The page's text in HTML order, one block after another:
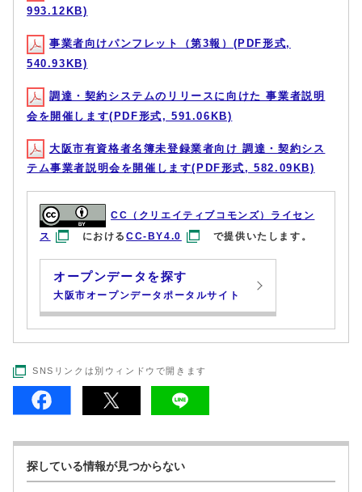
993.12KB)
事業者向けパンフレット（第3報）(PDF形式,
540.93KB)
調達・契約システムのリリースに向けた 事業者説明
会を開催します(PDF形式, 591.06KB)
大阪市有資格者名簿未登録業者向け 調達・契約シス
テム事業者説明会を開催します(PDF形式, 582.09KB)
CC（クリエイティブコモンズ）ライセン
ス
におけるCC-BY4.0 で提供いたします。
オープンデータを探す
大阪市オープンデータポータルサイト
SNSリンクは別ウィンドウで開きます
探している情報が見つからない